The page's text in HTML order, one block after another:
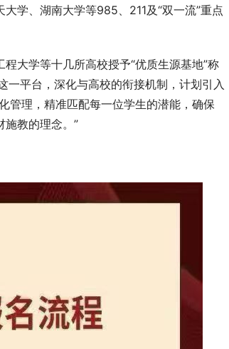
学、湖南大学等985、211及“双一流”重点
大学等十几所高校授予“优质生源基地”称
平台，深化与高校的衔接机制，计划引入
管理，精准匹配每一位学生的潜能，确保
教的理念。”
领略
青岛市园林和林业局举办暑期职工子女“绿